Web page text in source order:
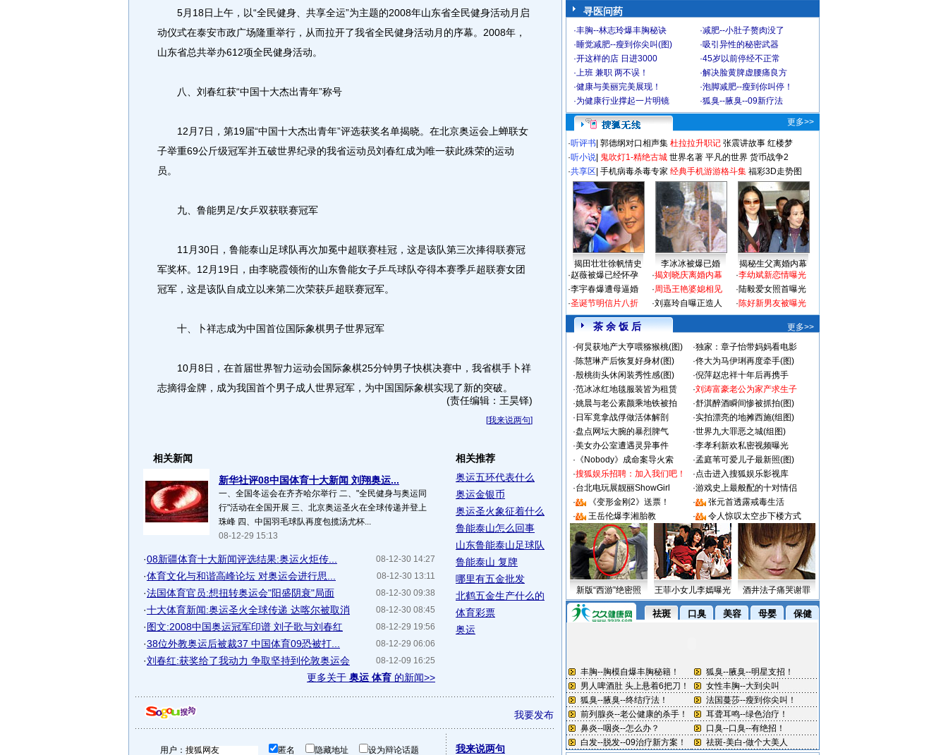
5月18日上午，以“全民健身、共享全运”为主题的2008年山东省全民健身活动月启
动仪式在泰安市政广场隆重举行，从而拉开了我省全民健身活动月的序幕。2008年，
山东省总共举办612项全民健身活动。
八、刘春红获“中国十大杰出青年”称号
12月7日，第19届“中国十大杰出青年”评选获奖名单揭晓。在北京奥运会上蝉联女
子举重69公斤级冠军并五破世界纪录的我省运动员刘春红成为唯一获此殊荣的运动
员。
九、鲁能男足/女乒双获联赛冠军
11月30日，鲁能泰山足球队再次加冕中超联赛桂冠，这是该队第三次捧得联赛冠
军奖杯。12月19日，由李晓霞领衔的山东鲁能女子乒乓球队夺得本赛季乒超联赛女团
冠军，这是该队自成立以来第二次荣获乒超联赛冠军。
十、卜祥志成为中国首位国际象棋男子世界冠军
10月8日，在首届世界智力运动会国际象棋25分钟男子快棋决赛中，我省棋手卜祥
志摘得金牌，成为我国首个男子成人世界冠军，为中国国际象棋实现了新的突破。
(责任编辑：王昊铎)
[我来说两句]
相关新闻
新华社评08中国体育十大新闻 刘翔奥运...
一、全国冬运会在齐齐哈尔举行 二、"全民健身与奥运同
行"活动在全国开展 三、北京奥运圣火在全球传递并登上
珠峰 四、中国羽毛球队再度包揽汤尤杯...
08-12-29 15:13
08-12-30 14:27
·08新疆体育十大新闻评选结果:奥运火炬传...
08-12-30 13:11
·体育文化与和谐高峰论坛 对奥运会进行思...
08-12-30 09:38
·法国体育官员:想扭转奥运会"阳盛阴衰"局面
08-12-30 08:45
·十大体育新闻:奥运圣火全球传递 达喀尔被取消
08-12-29 19:56
·图文:2008中国奥运冠军印谱 刘子歌与刘春红
08-12-29 06:06
·38位外教奥运后被裁37 中国体育09恐被打...
08-12-09 16:25
·刘春红:获奖给了我动力 争取坚持到伦敦奥运会
更多关于 奥运 体育 的新闻>>
相关推荐
奥运五环代表什么
奥运金银币
奥运圣火象征着什么
鲁能泰山怎么回事
山东鲁能泰山足球队
鲁能泰山 复牌
哪里有五金批发
北鹤五金生产什么的
体育彩票
奥运
我要发布
用户： 匿名 隐藏地址 设为辩论话题 我来说两句
寻医问药
·丰胸--林志玲爆丰胸秘诀 ·减肥--小肚子赘肉没了
·睡觉减肥--瘦到你尖叫(图) ·吸引异性的秘密武器
·开这样的店 日进3000 ·45岁以前停经不正常
·上班 兼职 两不误！ ·解决脸黄脾虚腰痛良方
·健康与美丽完美展现！ ·泡脚减肥--瘦到你叫停！
·为健康行业撑起一片明镜 ·狐臭--腋臭--09新疗法
更多>>
·听评书 郭德纲对口相声集 杜拉拉升职记 张震讲故事 红楼梦
·听小说 鬼吹灯1-精绝古城 世界名著 平凡的世界 货币战争2
·共享区 手机病毒杀毒专家 经典手机游游格斗集 福彩3D走势图
揭田壮壮徐帆情史 李冰冰被爆已婚
揭秘生父离婚内幕
·赵薇被爆已经怀孕
·李宇春爆遭母逼婚
·圣诞节明信片八折
·揭刘晓庆离婚内幕
·周迅王艳婆媳相见
·刘嘉玲自曝正造人
·李幼斌新恋情曝光
·陆毅爱女照首曝光
·陈好新男友被曝光
茶 余 饭 后
更多>>
·何炅获地产大亨喂猕猴桃(图) ·独家：章子怡带妈妈看电影
·陈慧琳产后恢复好身材(图) ·佟大为马伊琍再度牵手(图)
·殷桃街头休闲装秀性感(图) ·倪萍赵忠祥十年后再携手
·范冰冰红地毯服装皆为租赁 ·刘涛富豪老公为家产求生子
·姚晨与老公素颜乘地铁被拍 ·舒淇醉酒瞬间惨被抓拍(图)
· 日军竟拿战俘做活体解剖 ·实拍漂亮的地摊西施(组图)
·盘点网坛大腕的暴烈脾气 ·世界九大罪恶之城(组图)
·美女办公室遭遇灵异事件 ·李孝利新欢私密视频曝光
· 《Nobody》成命案导火索 ·孟庭苇可爱儿子最新照(图)
·搜狐娱乐招聘：加入我们吧！ ·点击进入搜狐娱乐影视库
·台北电玩展靓丽ShowGirl ·游戏史上最般配的十对情侣
·
《变形金刚2》送票！ ·
张元首透露戒毒生活
·
王岳伦爆李湘胎教 · 令人惊叹太空步下楼方式
新版“西游”绝密照 王菲小女儿李嫣曝光 酒井法子痛哭谢罪